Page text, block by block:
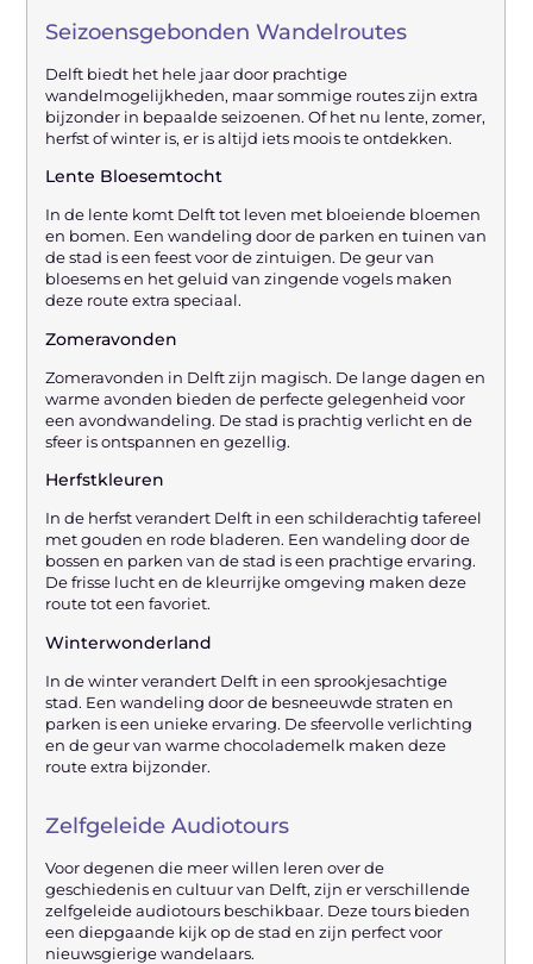
Seizoensgebonden Wandelroutes
Delft biedt het hele jaar door prachtige
wandelmogelijkheden, maar sommige routes zijn extra
bijzonder in bepaalde seizoenen. Of het nu lente, zomer,
herfst of winter is, er is altijd iets moois te ontdekken.
Lente Bloesemtocht
In de lente komt Delft tot leven met bloeiende bloemen
en bomen. Een wandeling door de parken en tuinen van
de stad is een feest voor de zintuigen. De geur van
bloesems en het geluid van zingende vogels maken
deze route extra speciaal.
Zomeravonden
Zomeravonden in Delft zijn magisch. De lange dagen en
warme avonden bieden de perfecte gelegenheid voor
een avondwandeling. De stad is prachtig verlicht en de
sfeer is ontspannen en gezellig.
Herfstkleuren
In de herfst verandert Delft in een schilderachtig tafereel
met gouden en rode bladeren. Een wandeling door de
bossen en parken van de stad is een prachtige ervaring.
De frisse lucht en de kleurrijke omgeving maken deze
route tot een favoriet.
Winterwonderland
In de winter verandert Delft in een sprookjesachtige
stad. Een wandeling door de besneeuwde straten en
parken is een unieke ervaring. De sfeervolle verlichting
en de geur van warme chocolademelk maken deze
route extra bijzonder.
Zelfgeleide Audiotours
Voor degenen die meer willen leren over de
geschiedenis en cultuur van Delft, zijn er verschillende
zelfgeleide audiotours beschikbaar. Deze tours bieden
een diepgaande kijk op de stad en zijn perfect voor
nieuwsgierige wandelaars.